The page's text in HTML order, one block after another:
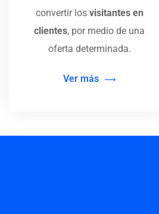
convertir los visitantes en
clientes, por medio de una
oferta determinada.
Ver más